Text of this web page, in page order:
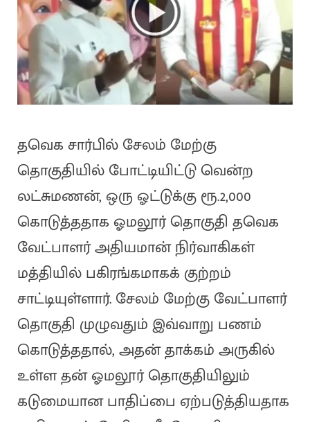
தவெக சார்பில் சேலம் மேற்கு
தொகுதியில் போட்டியிட்டு வென்ற
லட்சுமணன், ஒரு ஓட்டுக்கு ரூ.2,000
கொடுத்ததாக ஓமலூர் தொகுதி தவெக
வேட்பாளர் அதியமான் நிர்வாகிகள்
மத்தியில் பகிரங்கமாகக் குற்றம்
சாட்டியுள்ளார். சேலம் மேற்கு வேட்பாளர்
தொகுதி முழுவதும் இவ்வாறு பணம்
கொடுத்ததால், அதன் தாக்கம் அருகில்
உள்ள தன் ஓமலூர் தொகுதியிலும்
கடுமையான பாதிப்பை ஏற்படுத்தியதாக